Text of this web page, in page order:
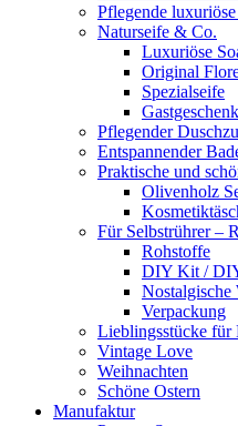
Pflegende
Naturseife & Co.
Luxuriöse
Original
Spezialseife
Pflegender
Entspannender
Praktische und
Olivenholz
Für Selbstrührer –
Rohstoffe
DIY Kit /
Nostalgische
Verpackung
Lieblingsstücke für
Vintage Love
Weihnachten
Schöne Ostern
Manufaktur